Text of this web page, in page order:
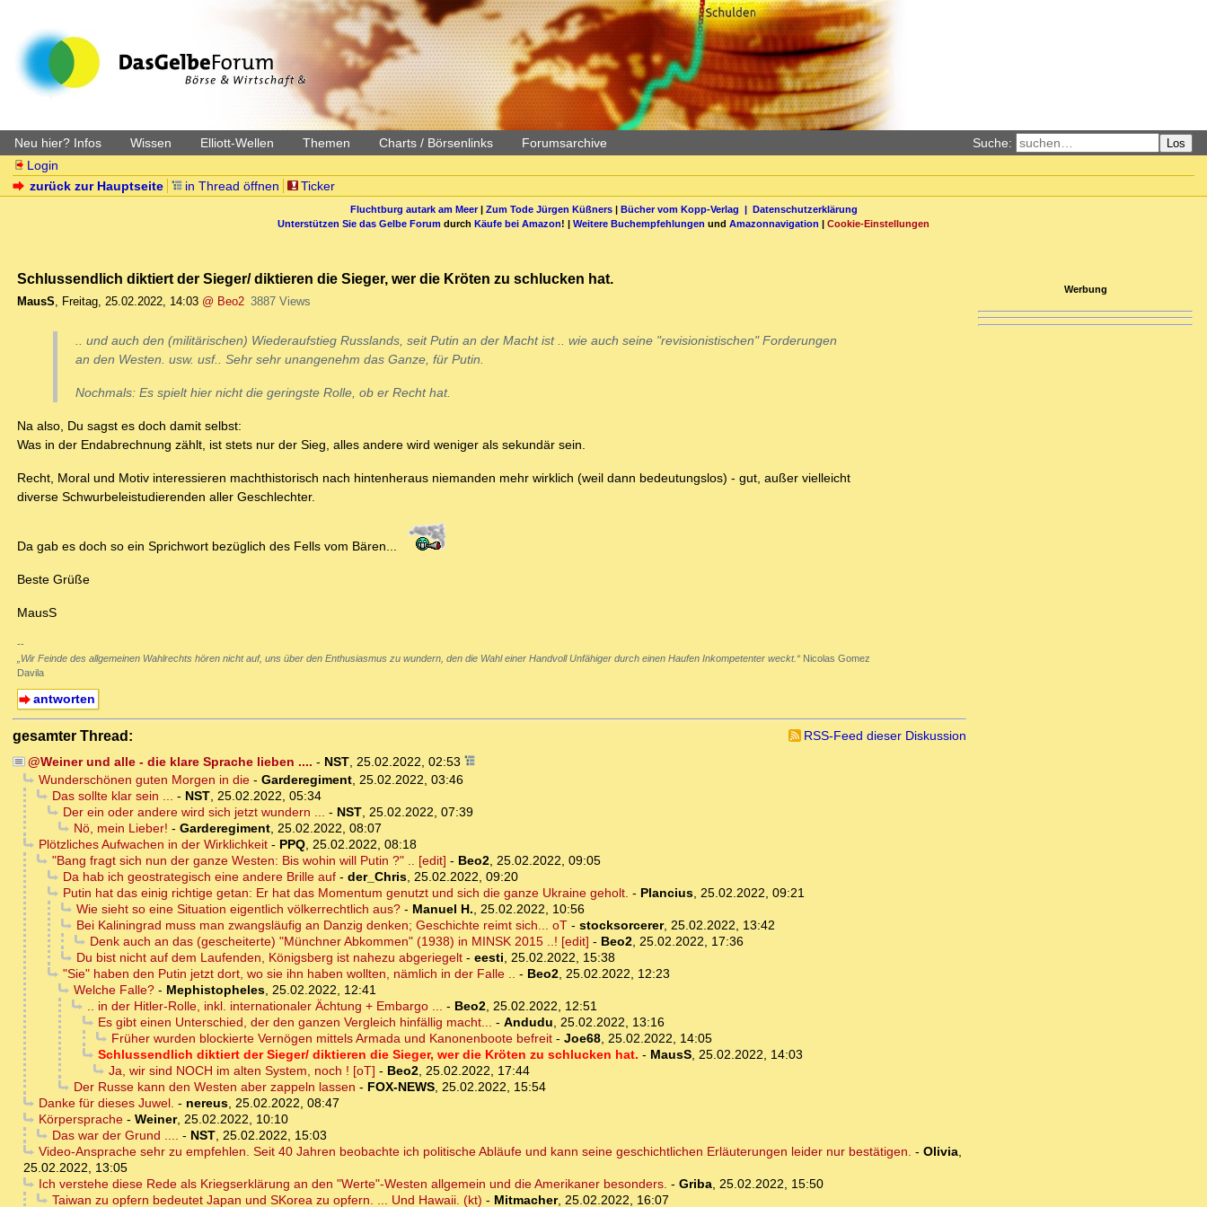
Neu hier? Infos Wissen Elliott-Wellen Themen Charts / Börsenlinks Forumsarchive Suche: Los
Login
zurück zur Hauptseite
in Thread öffnen Ticker
Fluchtburg autark am Meer| Zum Tode Jürgen Küßners| Bücher vom Kopp-Verlag | Datenschutzerklärung
Unterstützen Sie das Gelbe Forum durch Käufe bei Amazon! | Weitere Buchempfehlungen und Amazonnavigation | Cookie-Einstellungen
Schlussendlich diktiert der Sieger/ diktieren die Sieger, wer die Kröten zu schlucken hat.
MausS, Freitag, 25.02.2022, 14:03 @ Beo2 3887 Views
.. und auch den (militärischen) Wiederaufstieg Russlands, seit Putin an der Macht ist .. wie auch seine "revisionistischen" Forderungen
an den Westen. usw. usf.. Sehr sehr unangenehm das Ganze, für Putin.
Nochmals: Es spielt hier nicht die geringste Rolle, ob er Recht hat.
Na also, Du sagst es doch damit selbst:
Was in der Endabrechnung zählt, ist stets nur der Sieg, alles andere wird weniger als sekundär sein.
Recht, Moral und Motiv interessieren machthistorisch nach hintenheraus niemanden mehr wirklich (weil dann bedeutungslos) - gut, außer vielleicht
diverse Schwurbeleistudierenden aller Geschlechter.
Da gab es doch so ein Sprichwort bezüglich des Fells vom Bären...
Beste Grüße
MausS
--
„Wir Feinde des allgemeinen Wahlrechts hören nicht auf, uns über den Enthusiasmus zu wundern, den die Wahl einer Handvoll Unfähiger durch einen Haufen Inkompetenter weckt.“ Nicolas Gomez
Davila
antworten
gesamter Thread:
RSS-Feed dieser Diskussion
@Weiner und alle - die klare Sprache lieben .... - NST, 25.02.2022, 02:53
Wunderschönen guten Morgen in die- Garderegiment, 25.02.2022, 03:46
Das sollte klar sein ... - NST, 25.02.2022, 05:34
Der ein oder andere wird sich jetzt wundern ... - NST, 25.02.2022, 07:39
Nö, mein Lieber! - Garderegiment, 25.02.2022, 08:07
Plötzliches Aufwachen in der Wirklichkeit- PPQ, 25.02.2022, 08:18
"Bang fragt sich nun der ganze Westen: Bis wohin will Putin ?" .. [edit] - Beo2, 25.02.2022, 09:05
Da hab ich geostrategisch eine andere Brille auf- der_Chris, 25.02.2022, 09:20
Putin hat das einig richtige getan: Er hat das Momentum genutzt und sich die ganze Ukraine geholt. - Plancius, 25.02.2022, 09:21
Wie sieht so eine Situation eigentlich völkerrechtlich aus?- Manuel H., 25.02.2022, 10:56
Bei Kaliningrad muss man zwangsläufig an Danzig denken; Geschichte reimt sich... oT- stocksorcerer, 25.02.2022, 13:42
Denk auch an das (gescheiterte) "Münchner Abkommen" (1938) in MINSK 2015 ..! [edit] - Beo2, 25.02.2022, 17:36
Du bist nicht auf dem Laufenden, Königsberg ist nahezu abgeriegelt- eesti, 25.02.2022, 15:38
"Sie" haben den Putin jetzt dort, wo sie ihn haben wollten, nämlich in der Falle .. - Beo2, 25.02.2022, 12:23
Welche Falle?- Mephistopheles, 25.02.2022, 12:41
.. in der Hitler-Rolle, inkl. internationaler Ächtung + Embargo ... - Beo2, 25.02.2022, 12:51
Es gibt einen Unterschied, der den ganzen Vergleich hinfällig macht... - Andudu, 25.02.2022, 13:16
Früher wurden blockierte Vernögen mittels Armada und Kanonenboote befreit- Joe68, 25.02.2022, 14:05
Schlussendlich diktiert der Sieger/ diktieren die Sieger, wer die Kröten zu schlucken hat. - MausS, 25.02.2022, 14:03
Ja, wir sind NOCH im alten System, noch ! [oT] - Beo2, 25.02.2022, 17:44
Der Russe kann den Westen aber zappeln lassen - FOX-NEWS, 25.02.2022, 15:54
Danke für dieses Juwel. - nereus, 25.02.2022, 08:47
Körpersprache- Weiner, 25.02.2022, 10:10
Das war der Grund .... - NST, 25.02.2022, 15:03
Video-Ansprache sehr zu empfehlen. Seit 40 Jahren beobachte ich politische Abläufe und kann seine geschichtlichen Erläuterungen leider nur bestätigen. - Olivia,
25.02.2022, 13:05
Ich verstehe diese Rede als Kriegserklärung an den "Werte"-Westen allgemein und die Amerikaner besonders. - Griba, 25.02.2022, 15:50
Taiwan zu opfern bedeutet Japan und SKorea zu opfern. ... Und Hawaii. (kt) - Mitmacher, 25.02.2022, 16:07
Werbung